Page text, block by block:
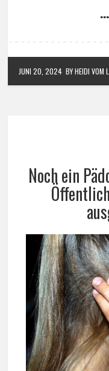
JUNI 20, 2024 BY HEIDI VOM
Noch ein